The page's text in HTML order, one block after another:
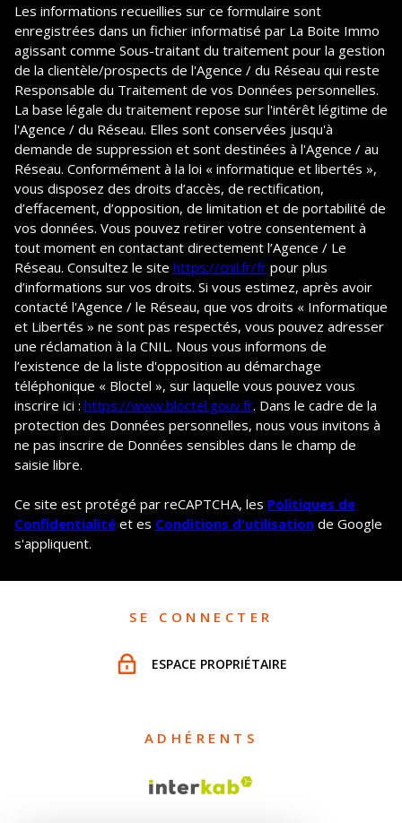
Les informations recueillies sur ce formulaire sont
enregistrées dans un fichier informatisé par La Boite Immo
agissant comme Sous-traitant du traitement pour la gestion
de la clientèle/prospects de l'Agence / du Réseau qui reste
Responsable du Traitement de vos Données personnelles.
La base légale du traitement repose sur l'intérêt légitime de
l'Agence / du Réseau. Elles sont conservées jusqu'à
demande de suppression et sont destinées à l'Agence / au
Réseau. Conformément à la loi « informatique et libertés »,
vous disposez des droits d’accès, de rectification,
d’effacement, d’opposition, de limitation et de portabilité de
vos données. Vous pouvez retirer votre consentement à
tout moment en contactant directement l’Agence / Le
Réseau. Consultez le site https://cnil.fr/fr pour plus
d’informations sur vos droits. Si vous estimez, après avoir
contacté l'Agence / le Réseau, que vos droits « Informatique
et Libertés » ne sont pas respectés, vous pouvez adresser
une réclamation à la CNIL. Nous vous informons de
l’existence de la liste d'opposition au démarchage
téléphonique « Bloctel », sur laquelle vous pouvez vous
inscrire ici : https://www.bloctel.gouv.fr. Dans le cadre de la
protection des Données personnelles, nous vous invitons à
ne pas inscrire de Données sensibles dans le champ de
saisie libre.
Ce site est protégé par reCAPTCHA, les Politiques de
Confidentialité et es Conditions d'utilisation de Google
s'appliquent.
SE CONNECTER
ESPACE PROPRIÉTAIRE
ADHÉRENTS